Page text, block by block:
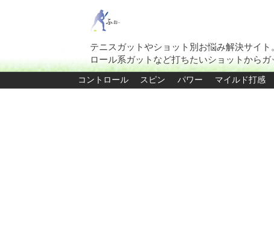
テニスガットやショット別お悩み解決サイ
ロール系ガットなど打ちたいショットから
コントロール スピン パワー マイルド打感